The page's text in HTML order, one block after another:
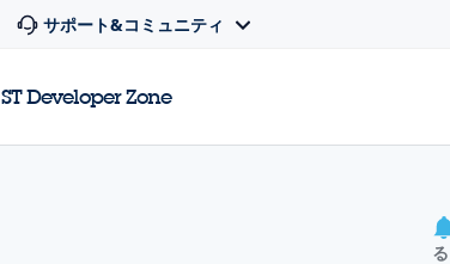
サポート&コミュニティ
ST Developer Zone
る